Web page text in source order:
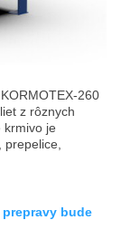
260
z rôznych
krmivo je
prepravy bude